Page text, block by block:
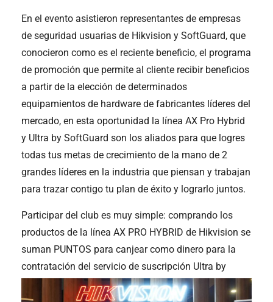
En el evento asistieron representantes de empresas
de seguridad usuarias de Hikvision y SoftGuard, que
conocieron como es el reciente beneficio, el programa
de promoción que permite al cliente recibir beneficios
a partir de la elección de determinados
equipamientos de hardware de fabricantes líderes del
mercado, en esta oportunidad la línea AX Pro Hybrid
y Ultra by SoftGuard son los aliados para que logres
todas tus metas de crecimiento de la mano de 2
grandes líderes en la industria que piensan y trabajan
para trazar contigo tu plan de éxito y lograrlo juntos.
Participar del club es muy simple: comprando los
productos de la línea AX PRO HYBRID de Hikvision se
suman PUNTOS para canjear como dinero para la
contratación del servicio de suscripción Ultra by